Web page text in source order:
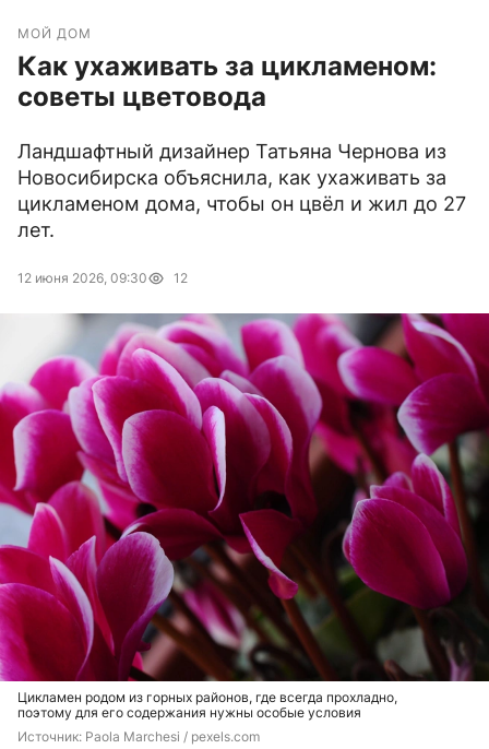
МОЙ ДОМ
Как ухаживать за цикламеном:
советы цветовода
Ландшафтный дизайнер Татьяна Чернова из
Новосибирска объяснила, как ухаживать за
цикламеном дома, чтобы он цвёл и жил до 27
лет.
12 июня 2026, 09:30 12
Цикламен родом из горных районов, где всегда прохладно,
поэтому для его содержания нужны особые условия
Источник: Paola Marchesi / pexels.com